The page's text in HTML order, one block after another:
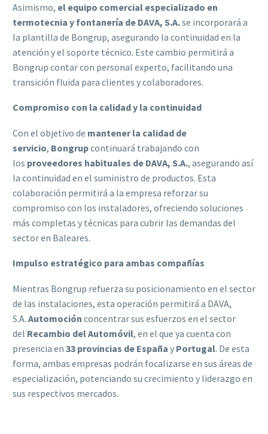
Asimismo, el equipo comercial especializado en
termotecnia y fontanería de DAVA, S.A.se incorporará a
la plantilla de Bongrup, asegurando la continuidad en la
atención y el soporte técnico. Este cambio permitirá a
Bongrup contar con personal experto, facilitando una
transición fluida para clientes y colaboradores.
Compromiso con la calidad y la continuidad
Con el objetivo de mantener la calidad de
servicio, Bongrupcontinuará trabajando con
los proveedores habituales de DAVA, S.A., asegurando así
la continuidad en el suministro de productos. Esta
colaboración permitirá a la empresa reforzar su
compromiso con los instaladores, ofreciendo soluciones
más completas y técnicas para cubrir las demandas del
sector en Baleares.
Impulso estratégico para ambas compañías
Mientras Bongrup refuerza su posicionamiento en el sector
de las instalaciones, esta operación permitirá a DAVA,
S.A. Automoción concentrar sus esfuerzos en el sector
del Recambio del Automóvil, en el que ya cuenta con
presencia en 33 provincias de España y Portugal. De esta
forma, ambas empresas podrán focalizarse en sus áreas de
especialización, potenciando su crecimiento y liderazgo en
sus respectivos mercados.